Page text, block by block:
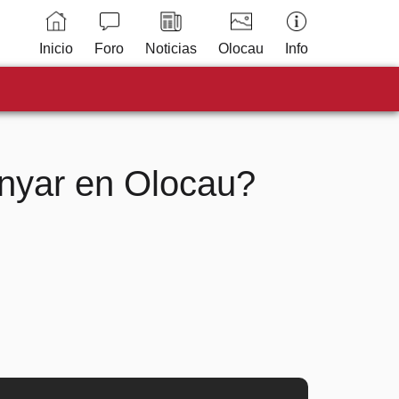
Inicio Foro Noticias Olocau Info
en Olocau?